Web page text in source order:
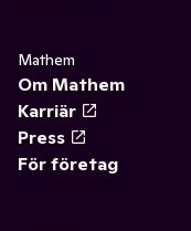
Mathem
Om Mathem
Karriär
Press
För företag